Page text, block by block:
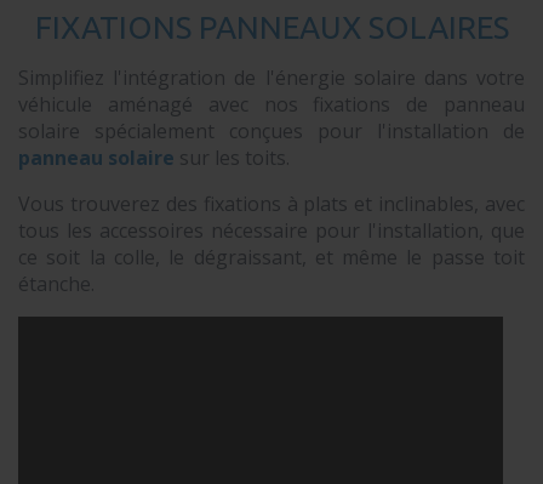
FIXATIONS PANNEAUX SOLAIRES
Simplifiez l'intégration de l'énergie solaire dans votre
véhicule aménagé avec nos fixations de panneau
solaire spécialement conçues pour l'installation de
panneau solaire sur les toits.
Vous trouverez des fixations à plats et inclinables, avec
tous les accessoires nécessaire pour l'installation, que
ce soit la colle, le dégraissant, et même le passe toit
étanche.